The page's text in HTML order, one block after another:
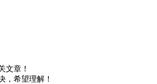
文章！
，希望理解！